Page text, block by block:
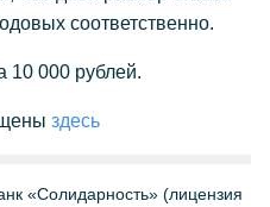
соответственно.
10 000 рублей.
здесь
«Солидарность» (лицензия